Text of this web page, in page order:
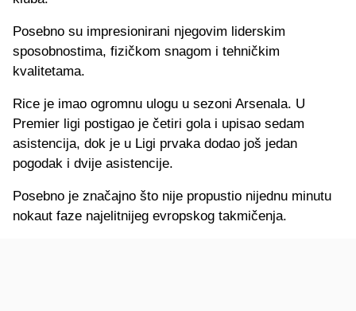
Posebno su impresionirani njegovim liderskim
sposobnostima, fizičkom snagom i tehničkim
kvalitetama.
Rice je imao ogromnu ulogu u sezoni Arsenala. U
Premier ligi postigao je četiri gola i upisao sedam
asistencija, dok je u Ligi prvaka dodao još jedan
pogodak i dvije asistencije.
Posebno je značajno što nije propustio nijednu minutu
nokaut faze najelitnijeg evropskog takmičenja.